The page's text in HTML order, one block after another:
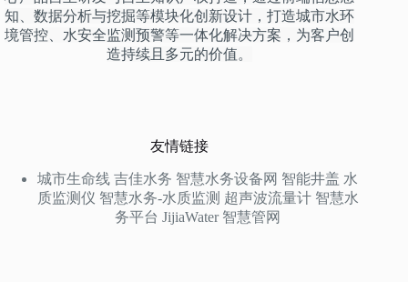
知、数据分析与挖掘等模块化创新设计，打造城市水环
境管控、水安全监测预警等一体化解决方案，为客户创
造持续且多元的价值。
友情链接
城市生命线 吉佳水务 智慧水务设备网 智能井盖 水
质监测仪 智慧水务-水质监测 超声波流量计 智慧水
务平台 JijiaWater 智慧管网